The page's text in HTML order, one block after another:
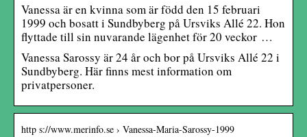
Vanessa är en kvinna som är född den 15 februari
1999 och bosatt i Sundbyberg på Ursviks Allé 22. Hon
flyttade till sin nuvarande lägenhet för 20 veckor …
Vanessa Sarossy är 24 år och bor på Ursviks Allé 22 i
Sundbyberg. Här finns mest information om
privatpersoner.
http s://www.merinfo.se › Vanessa-Maria-Sarossy-1999